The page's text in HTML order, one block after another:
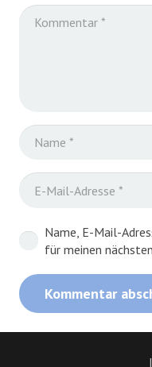
Name, E-Mail-
für meinen
Kommentar